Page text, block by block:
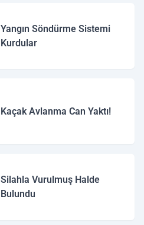
Yangın Söndürme Sistemi
Kurdular
Kaçak Avlanma Can Yaktı!
Silahla Vurulmuş Halde
Bulundu